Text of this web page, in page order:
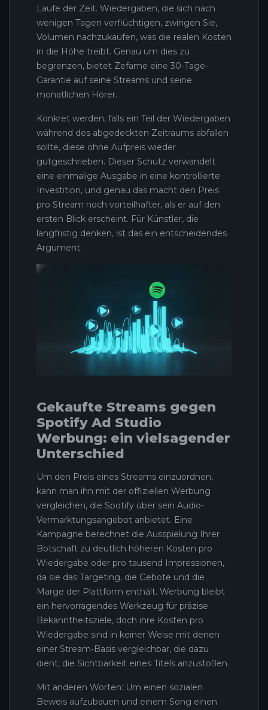
Laufe der Zeit. Wiedergaben, die sich nach
wenigen Tagen verflüchtigen, zwingen Sie,
Volumen nachzukaufen, was die realen Kosten
in die Höhe treibt. Genau um dies zu
begrenzen, bietet Zefame eine 30-Tage-
Garantie auf seine Streams und seine
monatlichen Hörer.
Konkret werden, falls ein Teil der Wiedergaben
während des abgedeckten Zeitraums abfallen
sollte, diese ohne Aufpreis wieder
gutgeschrieben. Dieser Schutz verwandelt
eine einmalige Ausgabe in eine kontrollierte
Investition, und genau das macht den Preis
pro Stream noch vorteilhafter, als er auf den
ersten Blick erscheint. Für Künstler, die
langfristig denken, ist das ein entscheidendes
Argument.
Gekaufte Streams gegen
Spotify Ad Studio
Werbung: ein vielsagender
Unterschied
Um den Preis eines Streams einzuordnen,
kann man ihn mit der offiziellen Werbung
vergleichen, die Spotify über sein Audio-
Vermarktungsangebot anbietet. Eine
Kampagne berechnet die Ausspielung Ihrer
Botschaft zu deutlich höheren Kosten pro
Wiedergabe oder pro tausend Impressionen,
da sie das Targeting, die Gebote und die
Marge der Plattform enthält. Werbung bleibt
ein hervorragendes Werkzeug für präzise
Bekanntheitsziele, doch ihre Kosten pro
Wiedergabe sind in keiner Weise mit denen
einer Stream-Basis vergleichbar, die dazu
dient, die Sichtbarkeit eines Titels anzustoßen.
Mit anderen Worten: Um einen sozialen
Beweis aufzubauen und einem Song einen